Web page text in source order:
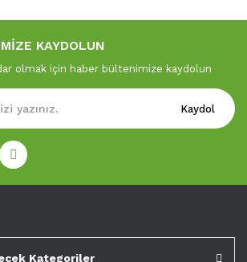
KAYDOLUN
olmak için haber bültenimize kaydolun
Kaydol
Kategoriler